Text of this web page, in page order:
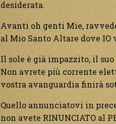
desiderata.
Avanti oh genti Mie,
al Mio Santo Altare dove
Il sole è già impazzito, il
Non avrete più corrente
vostra avanguardia finirà
Quello annunciatovi in
non avete RINUNCIATO al